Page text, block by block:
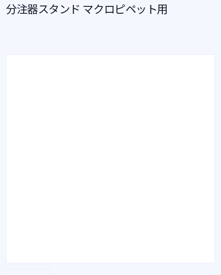
分注器スタンド マクロピペット用